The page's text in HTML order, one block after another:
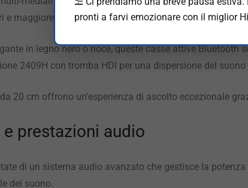
e maggiore potenza grazie ai woofer da 20 cm.
in legno nero o noce, queste casse attive
2409H con tromba HDI per una dispersione del
20 cm offrono un’esperienza di ascolto eccezionale
prestazioni audio
di un sistema audio avanzato che gestisce la
del suono.
pronti a farvi emozionare con il miglior